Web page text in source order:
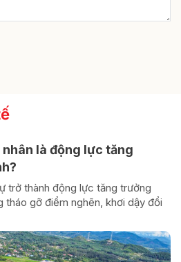
là động lực tăng
trở thành động lực tăng trưởng
tháo gỡ điểm nghẽn, khơi dậy đổi